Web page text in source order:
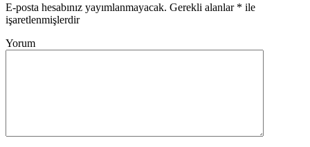
E-posta hesabınız yayımlanmayacak. Gerekli alanlar * ile
işaretlenmişlerdir
Yorum